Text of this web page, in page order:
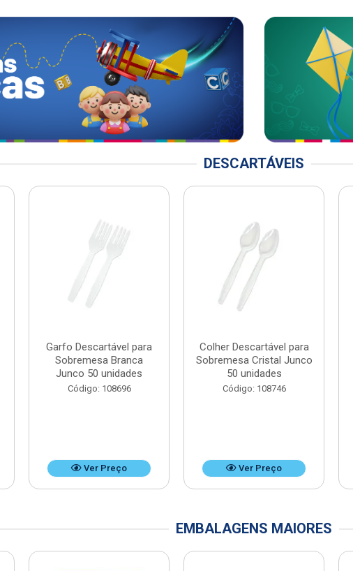
DESCARTÁVEIS
Garfo Descartável para
Sobremesa Branca
Junco 50 unidades
Código: 108696
Ver Preço
Colher Descartável para
Sobremesa Cristal Junco
50 unidades
Código: 108746
Ver Preço
EMBALAGENS MAIORES